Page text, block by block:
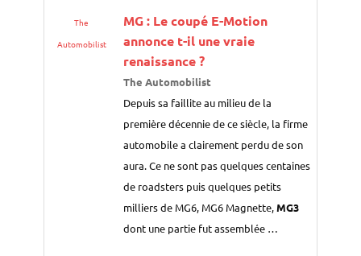
The
Automobilist
MG : Le coupé E-Motion
annonce t-il une vraie
renaissance ?
The Automobilist
Depuis sa faillite au milieu de la
première décennie de ce siècle, la firme
automobile a clairement perdu de son
aura. Ce ne sont pas quelques centaines
de roadsters puis quelques petits
milliers de MG6, MG6 Magnette,MG3
dont une partie fut assemblée …